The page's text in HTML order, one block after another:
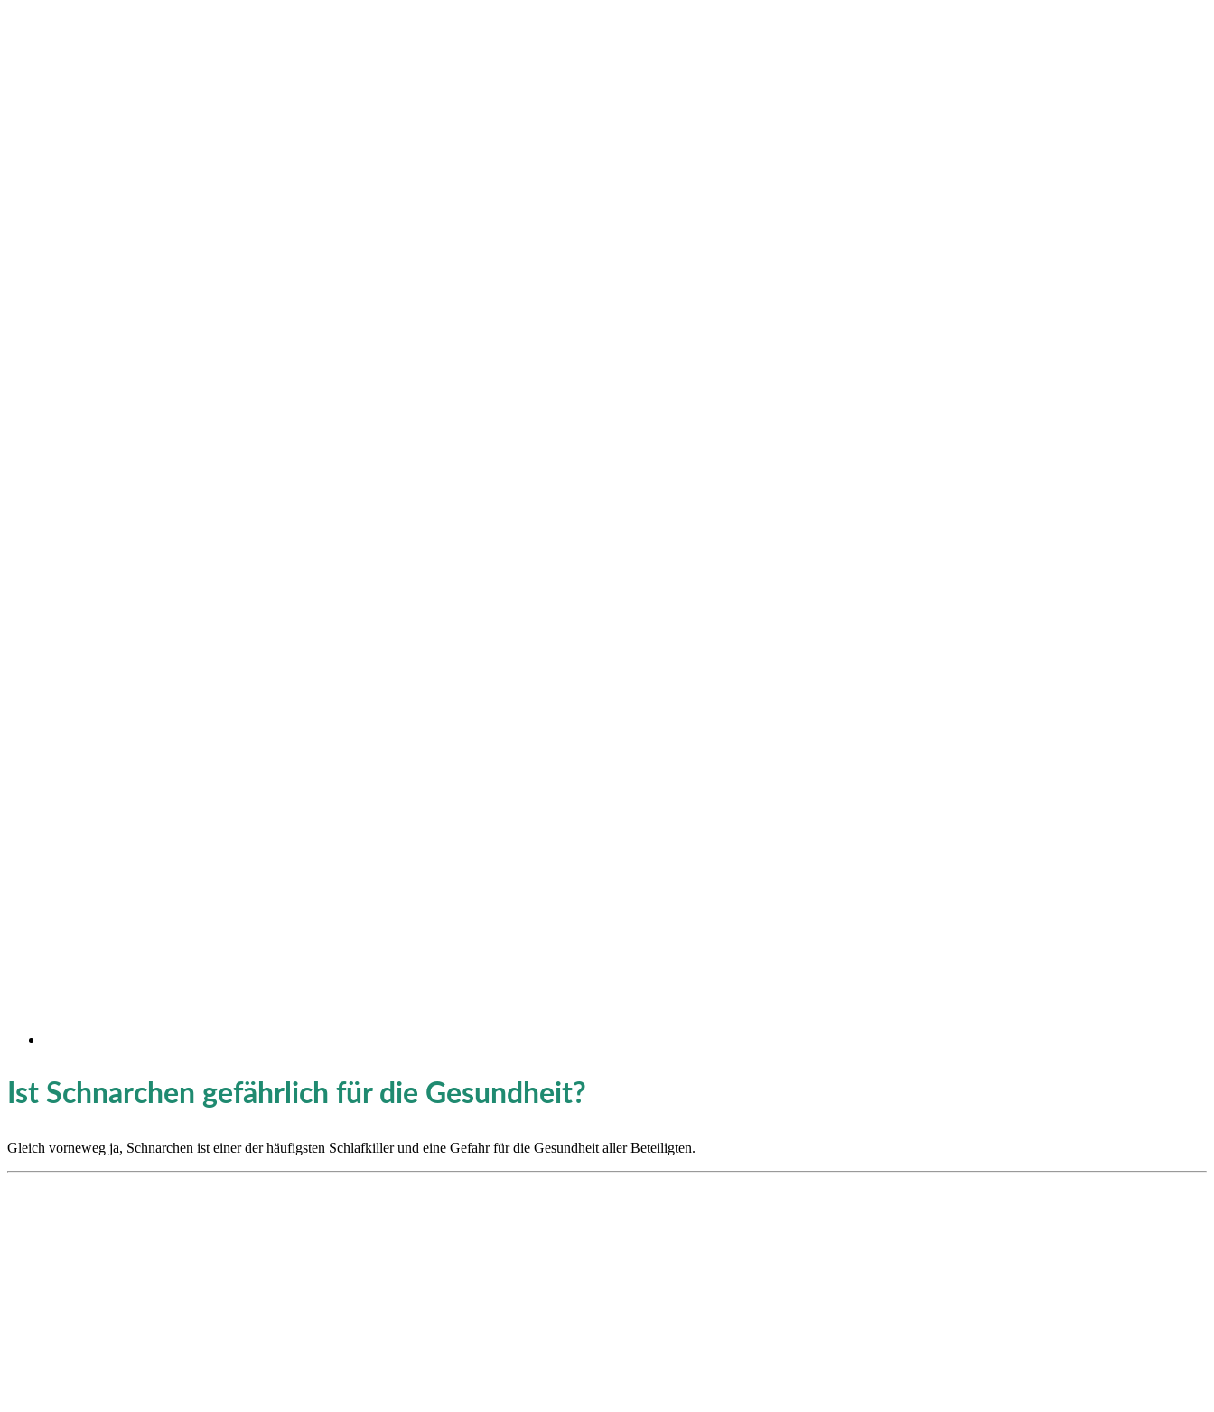
Ist Schnarchen gefährlich für die Gesundheit?
Gleich vorneweg ja, Schnarchen ist einer der häufigsten Schlafkiller und eine Gefahr für die Gesundheit aller Beteiligten.